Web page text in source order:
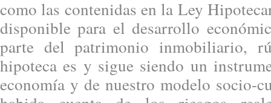
como las contenidas en la Ley
disponible para el desarrollo
parte del patrimonio inmobiliario,
hipoteca es y sigue siendo un
economía y de nuestro modelo socio-